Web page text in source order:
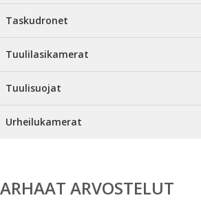
Taskudronet
Tuulilasikamerat
Tuulisuojat
Urheilukamerat
ARVOSTELUT